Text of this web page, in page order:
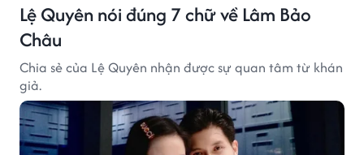
Lệ Quyên nói đúng 7 chữ về Lâm Bảo
Châu
Chia sẻ của Lệ Quyên nhận được sự quan tâm từ khán
giả.